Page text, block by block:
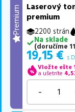
Premium
Laserový
premium
2200 strán
Na sklade
(doručíme
19,15 € s
Vložte ešte
a ušetríte
-